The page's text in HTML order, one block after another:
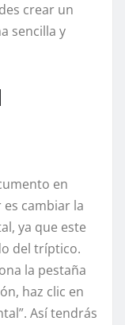
crear un
sencilla y
en
cambiar la
ya que este
del tríptico.
la pestaña
haz clic en
Así tendrás